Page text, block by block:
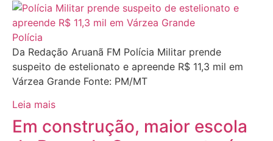
Polícia
Da Redação Aruanã FM Polícia Militar prende
suspeito de estelionato e apreende R$ 11,3 mil em
Várzea Grande Fonte: PM/MT
Leia mais
Em construção, maior escola